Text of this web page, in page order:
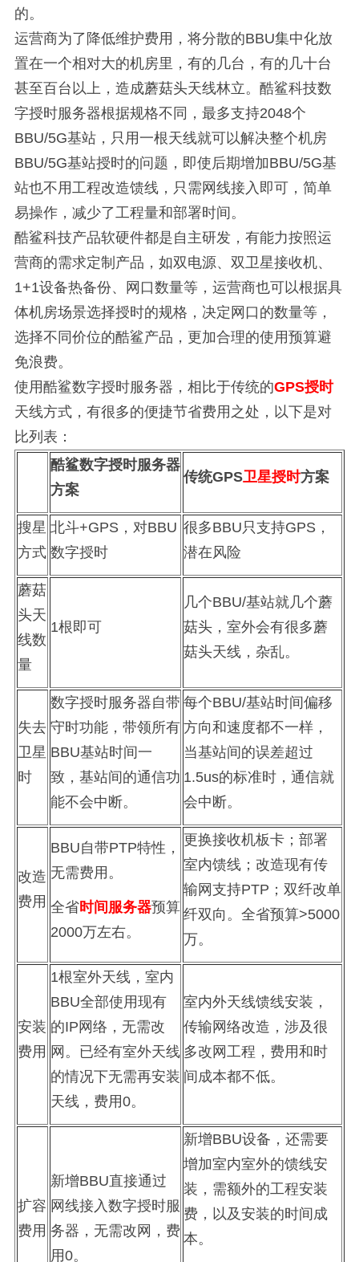
的。
运营商为了降低维护费用，将分散的BBU集中化放
置在一个相对大的机房里，有的几台，有的几十台
甚至百台以上，造成蘑菇头天线林立。酷鲨科技数
字授时服务器根据规格不同，最多支持2048个
BBU/5G基站，只用一根天线就可以解决整个机房
BBU/5G基站授时的问题，即使后期增加BBU/5G基
站也不用工程改造馈线，只需网线接入即可，简单
易操作，减少了工程量和部署时间。
酷鲨科技产品软硬件都是自主研发，有能力按照运
营商的需求定制产品，如双电源、双卫星接收机、
1+1设备热备份、网口数量等，运营商也可以根据具
体机房场景选择授时的规格，决定网口的数量等，
选择不同价位的酷鲨产品，更加合理的使用预算避
免浪费。
使用酷鲨数字授时服务器，相比于传统的GPS授时
天线方式，有很多的便捷节省费用之处，以下是对
比列表：
酷鲨数字授时服务器
方案
传统GPS卫星授时方案
搜星
方式
北斗+GPS，对BBU
数字授时
很多BBU只支持GPS，
潜在风险
蘑菇
头天
线数
量
1根即可
几个BBU/基站就几个蘑
菇头，室外会有很多蘑
菇头天线，杂乱。
失去
卫星
时
数字授时服务器自带
守时功能，带领所有
BBU基站时间一
致，基站间的通信功
能不会中断。
每个BBU/基站时间偏移
方向和速度都不一样，
当基站间的误差超过
1.5us的标准时，通信就
会中断。
改造
费用
BBU自带PTP特性，
无需费用。
全省时间服务器预算
2000万左右。
更换接收机板卡；部署
室内馈线；改造现有传
输网支持PTP ；双纤改单
纤双向。 全省预算>5000
万。
安装
费用
1根室外天线，室内
BBU全部使用现有
的IP 网络，无需改
网。已经有室外天线
的情况下无需再安装
天线， 费用0。
室内外天线馈线安装，
传输网络改造，涉及很
多改网工程，费用和时
间成本都不低。
扩容
费用
新增BBU直接通过
网线接入数字授时服
务器，无需改网， 费
用0。
新增BBU设备，还需要
增加室内室外的馈线安
装，需额外的工程安装
费，以及安装的时间成
本。